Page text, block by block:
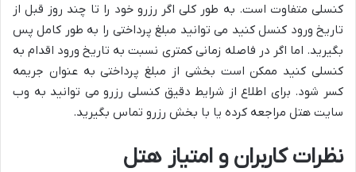
کنسلی متفاوت است. به طور کلی اگر رزرو خود را تا چند روز قبل از
تاریخ ورود کنسل کنید می توانید مبلغ پرداختی را به طور کامل پس
بگیرید. اما اگر در فاصله زمانی کمتری نسبت به تاریخ ورود اقدام به
کنسلی کنید ممکن است بخشی از مبلغ پرداختی به عنوان جریمه
کسر شود. برای اطلاع از شرایط دقیق کنسلی رزرو می توانید به وب
سایت هتل مراجعه کرده یا با بخش رزرو تماس بگیرید.
نظرات کاربران و امتیاز هتل